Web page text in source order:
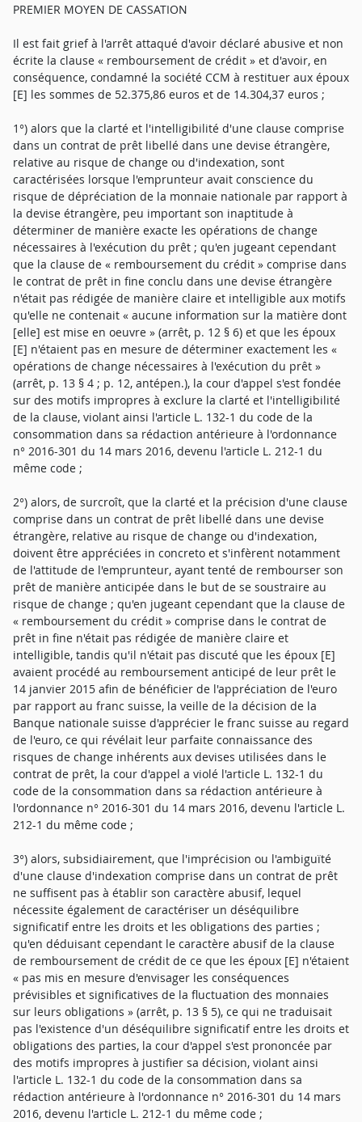
PREMIER MOYEN DE CASSATION
Il est fait grief à l'arrêt attaqué d'avoir déclaré abusive et non
écrite la clause « remboursement de crédit » et d'avoir, en
conséquence, condamné la société CCM à restituer aux époux
[E] les sommes de 52.375,86 euros et de 14.304,37 euros ;
1°) alors que la clarté et l'intelligibilité d'une clause comprise
dans un contrat de prêt libellé dans une devise étrangère,
relative au risque de change ou d'indexation, sont
caractérisées lorsque l'emprunteur avait conscience du
risque de dépréciation de la monnaie nationale par rapport à
la devise étrangère, peu important son inaptitude à
déterminer de manière exacte les opérations de change
nécessaires à l'exécution du prêt ; qu'en jugeant cependant
que la clause de « remboursement du crédit » comprise dans
le contrat de prêt in fine conclu dans une devise étrangère
n'était pas rédigée de manière claire et intelligible aux motifs
qu'elle ne contenait « aucune information sur la matière dont
[elle] est mise en oeuvre » (arrêt, p. 12 § 6) et que les époux
[E] n'étaient pas en mesure de déterminer exactement les «
opérations de change nécessaires à l'exécution du prêt »
(arrêt, p. 13 § 4 ; p. 12, antépen.), la cour d'appel s'est fondée
sur des motifs impropres à exclure la clarté et l'intelligibilité
de la clause, violant ainsi l'article L. 132-1 du code de la
consommation dans sa rédaction antérieure à l'ordonnance
n° 2016-301 du 14 mars 2016, devenu l'article L. 212-1 du
même code ;
2°) alors, de surcroît, que la clarté et la précision d'une clause
comprise dans un contrat de prêt libellé dans une devise
étrangère, relative au risque de change ou d'indexation,
doivent être appréciées in concreto et s'infèrent notamment
de l'attitude de l'emprunteur, ayant tenté de rembourser son
prêt de manière anticipée dans le but de se soustraire au
risque de change ; qu'en jugeant cependant que la clause de
« remboursement du crédit » comprise dans le contrat de
prêt in fine n'était pas rédigée de manière claire et
intelligible, tandis qu'il n'était pas discuté que les époux [E]
avaient procédé au remboursement anticipé de leur prêt le
14 janvier 2015 afin de bénéficier de l'appréciation de l'euro
par rapport au franc suisse, la veille de la décision de la
Banque nationale suisse d'apprécier le franc suisse au regard
de l'euro, ce qui révélait leur parfaite connaissance des
risques de change inhérents aux devises utilisées dans le
contrat de prêt, la cour d'appel a violé l'article L. 132-1 du
code de la consommation dans sa rédaction antérieure à
l'ordonnance n° 2016-301 du 14 mars 2016, devenu l'article L.
212-1 du même code ;
3°) alors, subsidiairement, que l'imprécision ou l'ambiguïté
d'une clause d'indexation comprise dans un contrat de prêt
ne suffisent pas à établir son caractère abusif, lequel
nécessite également de caractériser un déséquilibre
significatif entre les droits et les obligations des parties ;
qu'en déduisant cependant le caractère abusif de la clause
de remboursement de crédit de ce que les époux [E] n'étaient
« pas mis en mesure d'envisager les conséquences
prévisibles et significatives de la fluctuation des monnaies
sur leurs obligations » (arrêt, p. 13 § 5), ce qui ne traduisait
pas l'existence d'un déséquilibre significatif entre les droits et
obligations des parties, la cour d'appel s'est prononcée par
des motifs impropres à justifier sa décision, violant ainsi
l'article L. 132-1 du code de la consommation dans sa
rédaction antérieure à l'ordonnance n° 2016-301 du 14 mars
2016, devenu l'article L. 212-1 du même code ;